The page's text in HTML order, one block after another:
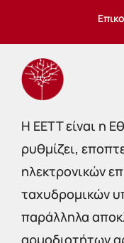
Η EETT είναι η
ρυθμίζει,
ηλεκτρονικών
ταχυδρομικών
παράλληλα
αρμοδιοτήτων